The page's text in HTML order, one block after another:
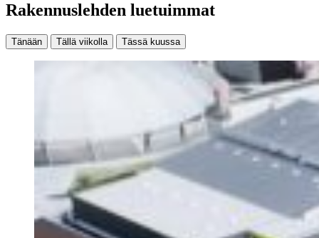
Rakennuslehden luetuimmat
Tänään Tällä viikolla Tässä kuussa